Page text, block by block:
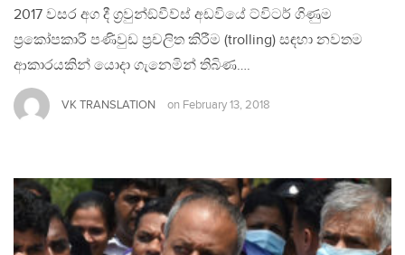
2017 වසර අග දී ග‍්‍රවුන්ඞ්වීව්ස් අඩවියේ ට්විටර් ගිණුම
ප‍්‍රකෝපකාරී පණිවුඩ ප‍්‍රචලිත කිරීම (trolling) සඳහා නවතම
ආකාරයකින් යොදා ගැනෙමින් තිබිණ….
VK TRANSLATION on February 13, 2018